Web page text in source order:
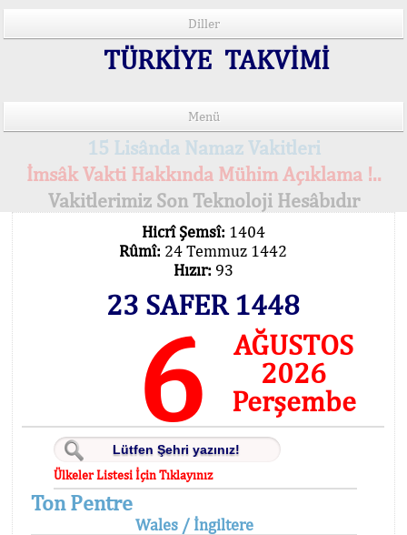
Diller
TÜRKİYE TAKVİMİ
Menü
15 Lisânda Namaz Vakitleri
İmsâk Vakti Hakkında Mühim Açıklama !..
Vakitlerimiz Son Teknoloji Hesâbıdır
Hicrî Şemsî: 1404
Rûmî: 24 Temmuz 1442
Hızır: 93
23 SAFER 1448
6
AĞUSTOS
2026
Perşembe
Ülkeler Listesi İçin Tıklayınız
Ton Pentre
Wales / İngiltere